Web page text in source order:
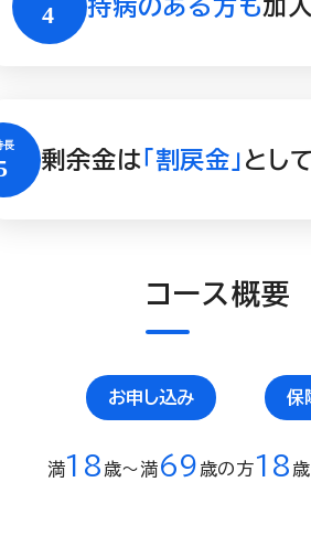
持病のある方も加
剰余金は 「割戻金」 とし
コース概要
お申し込み
満18 歳〜満69 歳の方
保
18